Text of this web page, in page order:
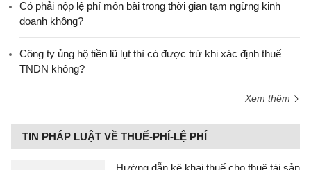
Có phải nộp lệ phí môn bài trong thời gian tạm ngừng kinh
doanh không?
Công ty ủng hộ tiền lũ lụt thì có được trừ khi xác định thuế
TNDN không?
Xem thêm
TIN PHÁP LUẬT VỀ THUẾ-PHÍ-LỆ PHÍ
Hướng dẫn kê khai thuế cho thuê tài sản